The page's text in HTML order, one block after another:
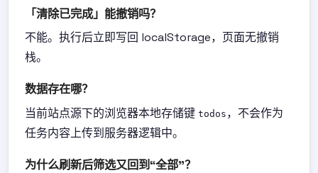
「清除已完成」能撤销吗？
不能。执行后立即写回 localStorage，页面无撤销
栈。
数据存在哪？
当前站点源下的浏览器本地存储键 todos ，不会作为
任务内容上传到服务器逻辑中。
为什么刷新后筛选又回到“全部”？